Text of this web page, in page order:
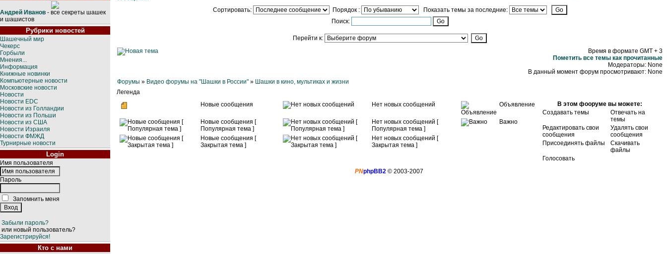
Андрей Иванов - все секреты шашек
и шашистов
Рубрики новостей
Шашечный мир
Чекерс
Горбыли
Мнения...
Информация
Книжные новинки
Компьютерные новости
Московские новости
Новости
Новости EDC
Новости из Голландии
Новости из Польши
Новости из США
Новости Израиля
Новости ФМЖД
Турнирные новости
Login
Имя пользователя
Пароль
Запомнить меня
Забыли пароль?
или новый пользователь?
Зарегистрируйся!
Кто с нами
Сортировать: Порядок :
Показать темы за последние:
Поиск:
Перейти к:
Время в формате GMT + 3
Пометить все темы как прочитанные
Модераторы: None
В данный момент форум просмотривают: None
Форумы » Видео форумы на "Шашки в России" » Шашки в кино, мультиках и жизни
Легенда
Новые сообщения
Нет новых сообщений Объявление
Новые сообщения [
Популярная тема ]
Нет новых сообщений [
Популярная тема ]
Важно
Новые сообщения [
Закрытая тема ]
Нет новых сообщений [
Закрытая тема ]
В этом фооруме вы можете:
Создавать темы
Отвечать на
темы
Редактировать свои
сообщения
Удалять свои
сообщения
Присоединять файлы
Скачивать
файлы
Голосовать
PNphpBB2 © 2003-2007